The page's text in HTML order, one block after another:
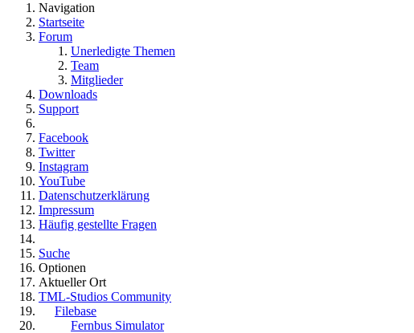
Navigation
Startseite
Forum
Unerledigte Themen
Team
Mitglieder
Downloads
Support
Facebook
Twitter
Instagram
YouTube
Datenschutzerklärung
Impressum
Häufig gestellte Fragen
Suche
Optionen
Aktueller Ort
TML-Studios Community
Filebase
Fernbus Simulator